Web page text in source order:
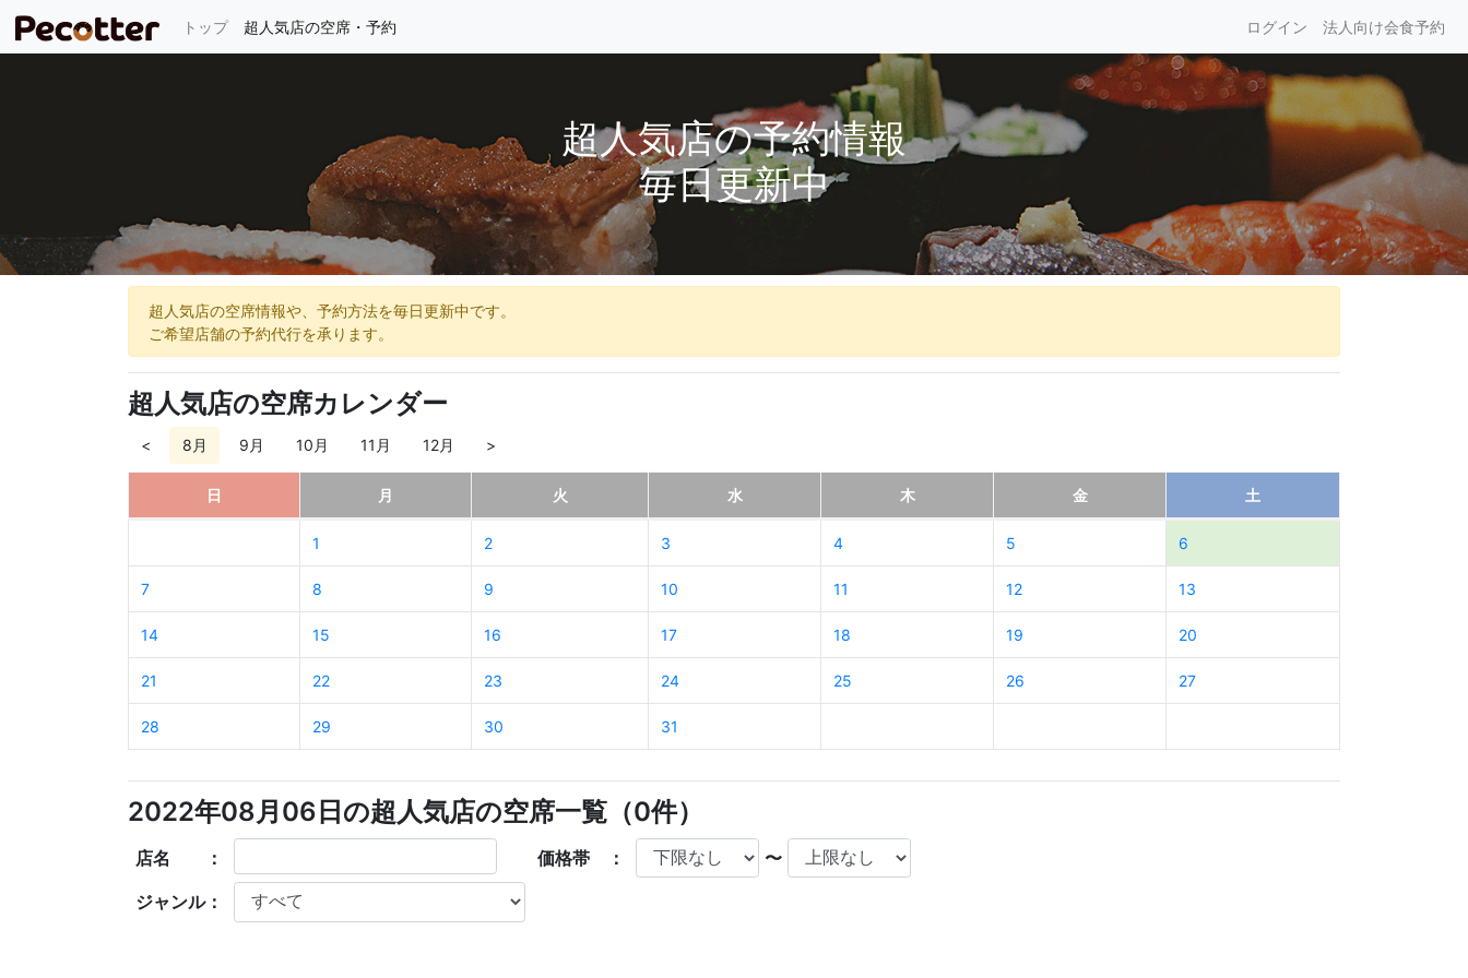
トップ(current)
超人気店の空席・予約 ログイン 法人向け会食予約
超人気店の予約情報
毎日更新中
超人気店の空席情報や、予約方法を毎日更新中です。
ご希望店舗の予約代行を承ります。
超人気店の空席カレンダー
< 8月 9月 10月 11月 12月 >
日 月 火 水 木 金 土
1 2 3 4 5 6
7 8 9 10 11 12 13
14 15 16 17 18 19 20
21 22 23 24 25 26 27
28 29 30 31
2022年08月06日の超人気店の空席一覧（0件）
店名 ： 価格帯 ： 〜
ジャンル：